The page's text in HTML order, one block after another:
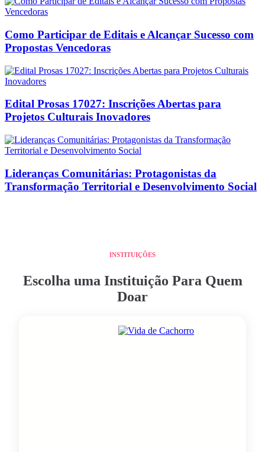
Como Participar de Editais e Alcançar Sucesso com
Propostas Vencedoras
Edital Prosas 17027: Inscrições Abertas para
Projetos Culturais Inovadores
Lideranças Comunitárias: Protagonistas da
Transformação Territorial e Desenvolvimento Social
INSTITUIÇÕES
Escolha uma Instituição Para Quem
Doar